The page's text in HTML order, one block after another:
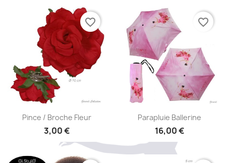
Aperçu rapide
Pince / Broche Fleur
3,00 €
favorite_border
Aperçu rapide
Parapluie Ballerine
16,00 €
favorite_border